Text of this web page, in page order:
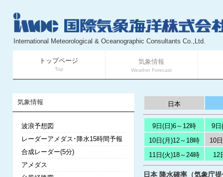
International Meteorological & Oceanographic Consultants Co.,Ltd.
トップページ
Top
気象情報
Weather Forecast
日本
9日(日)6～12時
9日
10日(月)12～18時
10
11日(火)18～24時
12
日本 降水確率（気象庁
気象情報
波浪予想図
レーダーアメダス･降水15時間予報
合成レーダー(5分)
アメダス